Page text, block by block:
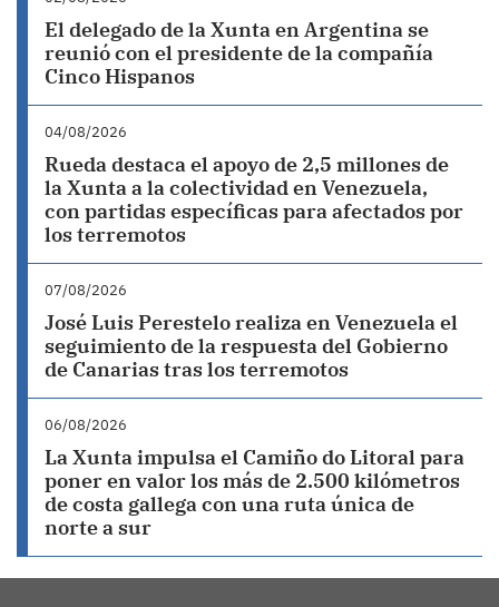
El delegado de la Xunta en Argentina se
reunió con el presidente de la compañía
Cinco Hispanos
04/08/2026
Rueda destaca el apoyo de 2,5 millones de
la Xunta a la colectividad en Venezuela,
con partidas específicas para afectados por
los terremotos
07/08/2026
José Luis Perestelo realiza en Venezuela el
seguimiento de la respuesta del Gobierno
de Canarias tras los terremotos
06/08/2026
La Xunta impulsa el Camiño do Litoral para
poner en valor los más de 2.500 kilómetros
de costa gallega con una ruta única de
norte a sur